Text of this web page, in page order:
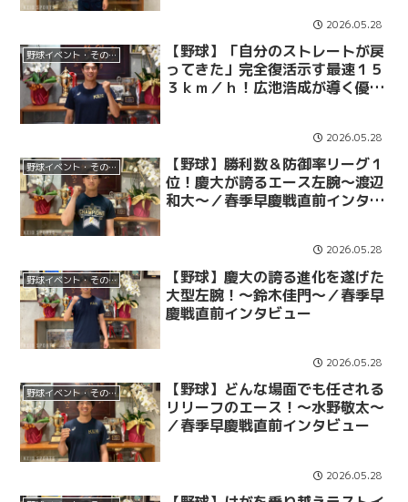
2026.05.28
野球イベント・その他
【野球】「自分のストレートが戻
ってきた」完全復活示す最速１５
３ｋｍ／ｈ！広池浩成が導く優勝
2026.05.28
野球イベント・その他
【野球】勝利数＆防御率リーグ１
位！慶大が誇るエース左腕～渡辺
和大～／春季早慶戦直前インタビ
2026.05.28
野球イベント・その他
【野球】慶大の誇る進化を遂げた
大型左腕！～鈴木佳門～／春季早
慶戦直前インタビュー
2026.05.28
野球イベント・その他
【野球】どんな場面でも任される
リリーフのエース！～水野敬太～
／春季早慶戦直前インタビュー
2026.05.28